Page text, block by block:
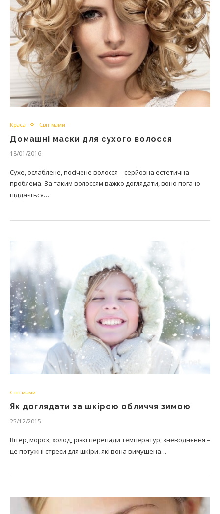
Краса Світ мами
Домашні маски для сухого волосся
18/01/2016
Сухе, ослаблене, посічене волосся – серйозна естетична
проблема. За таким волоссям важко доглядати, воно погано
піддається…
Світ мами
Як доглядати за шкірою обличчя зимою
25/12/2015
Вітер, мороз, холод, різкі перепади температур, зневоднення –
це потужні стреси для шкіри, які вона вимушена…